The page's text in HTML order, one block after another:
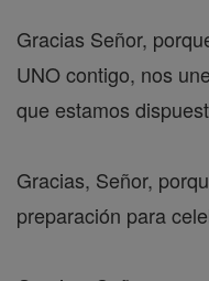
Gracias Señor,
UNO contigo, nos
que estamos
Gracias, Señor,
preparación para